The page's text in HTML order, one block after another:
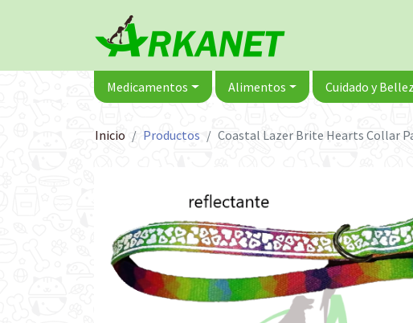
Medicamentos Alimentos Cuidado y
Inicio Productos Coastal Lazer Brite Hearts Collar